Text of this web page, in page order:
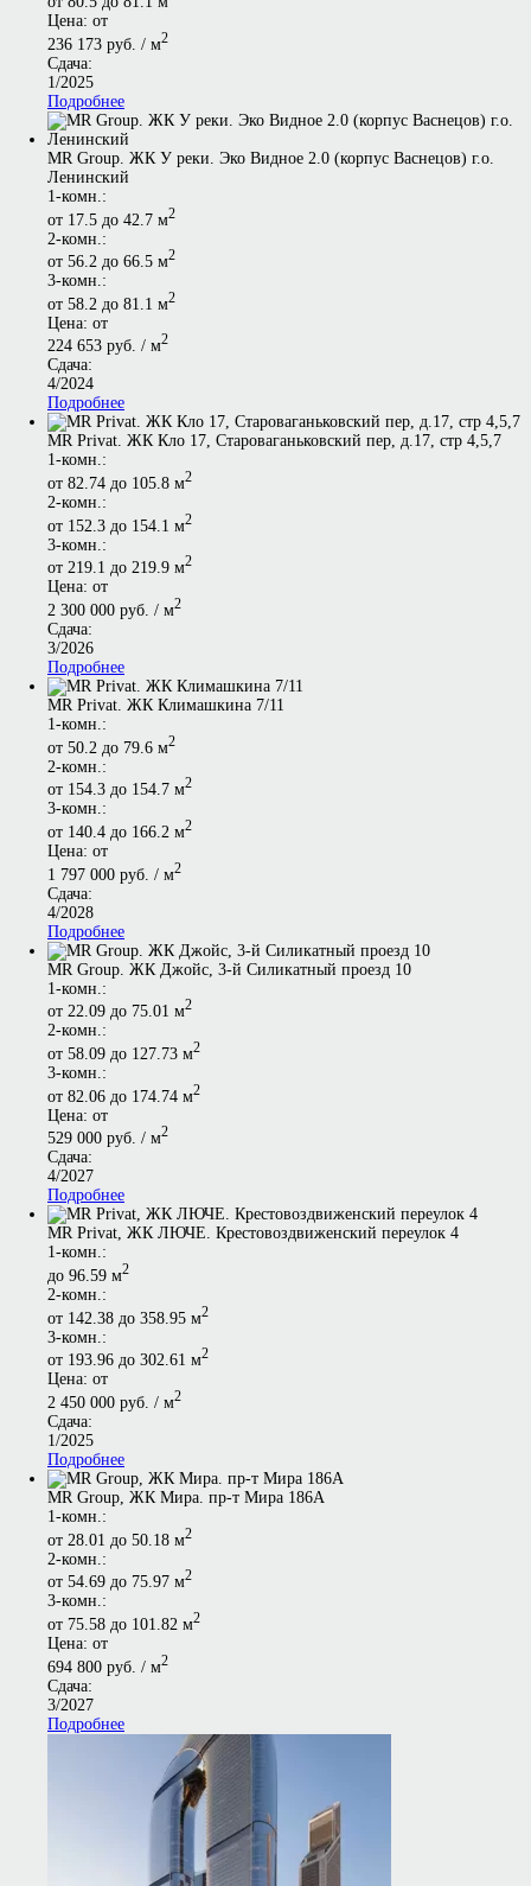
Цена: от
236 173 руб. / м2
Сдача:
1/2025
Подробнее
MR Group. ЖК У реки. Эко Видное 2.0 (корпус Васнецов) г.о.
Ленинский
1-комн.:
от 17.5 до 42.7 м2
2-комн.:
от 56.2 до 66.5 м2
3-комн.:
от 58.2 до 81.1 м2
Цена: от
224 653 руб. / м2
Сдача:
4/2024
Подробнее
MR Privat. ЖК Кло 17, Староваганьковский пер, д.17, стр 4,5,7
1-комн.:
от 82.74 до 105.8 м2
2-комн.:
от 152.3 до 154.1 м2
3-комн.:
от 219.1 до 219.9 м2
Цена: от
2 300 000 руб. / м2
Сдача:
3/2026
Подробнее
MR Privat. ЖК Климашкина 7/11
1-комн.:
от 50.2 до 79.6 м2
2-комн.:
от 154.3 до 154.7 м2
3-комн.:
от 140.4 до 166.2 м2
Цена: от
1 797 000 руб. / м2
Сдача:
4/2028
Подробнее
MR Group. ЖК Джойс, 3-й Силикатный проезд 10
1-комн.:
от 22.09 до 75.01 м2
2-комн.:
от 58.09 до 127.73 м2
3-комн.:
от 82.06 до 174.74 м2
Цена: от
529 000 руб. / м2
Сдача:
4/2027
Подробнее
MR Privat, ЖК ЛЮЧЕ. Крестовоздвиженский переулок 4
1-комн.:
до 96.59 м2
2-комн.:
от 142.38 до 358.95 м2
3-комн.:
от 193.96 до 302.61 м2
Цена: от
2 450 000 руб. / м2
Сдача:
1/2025
Подробнее
MR Group, ЖК Мира. пр-т Мира 186А
1-комн.:
от 28.01 до 50.18 м2
2-комн.:
от 54.69 до 75.97 м2
3-комн.:
от 75.58 до 101.82 м2
Цена: от
694 800 руб. / м2
Сдача:
3/2027
Подробнее